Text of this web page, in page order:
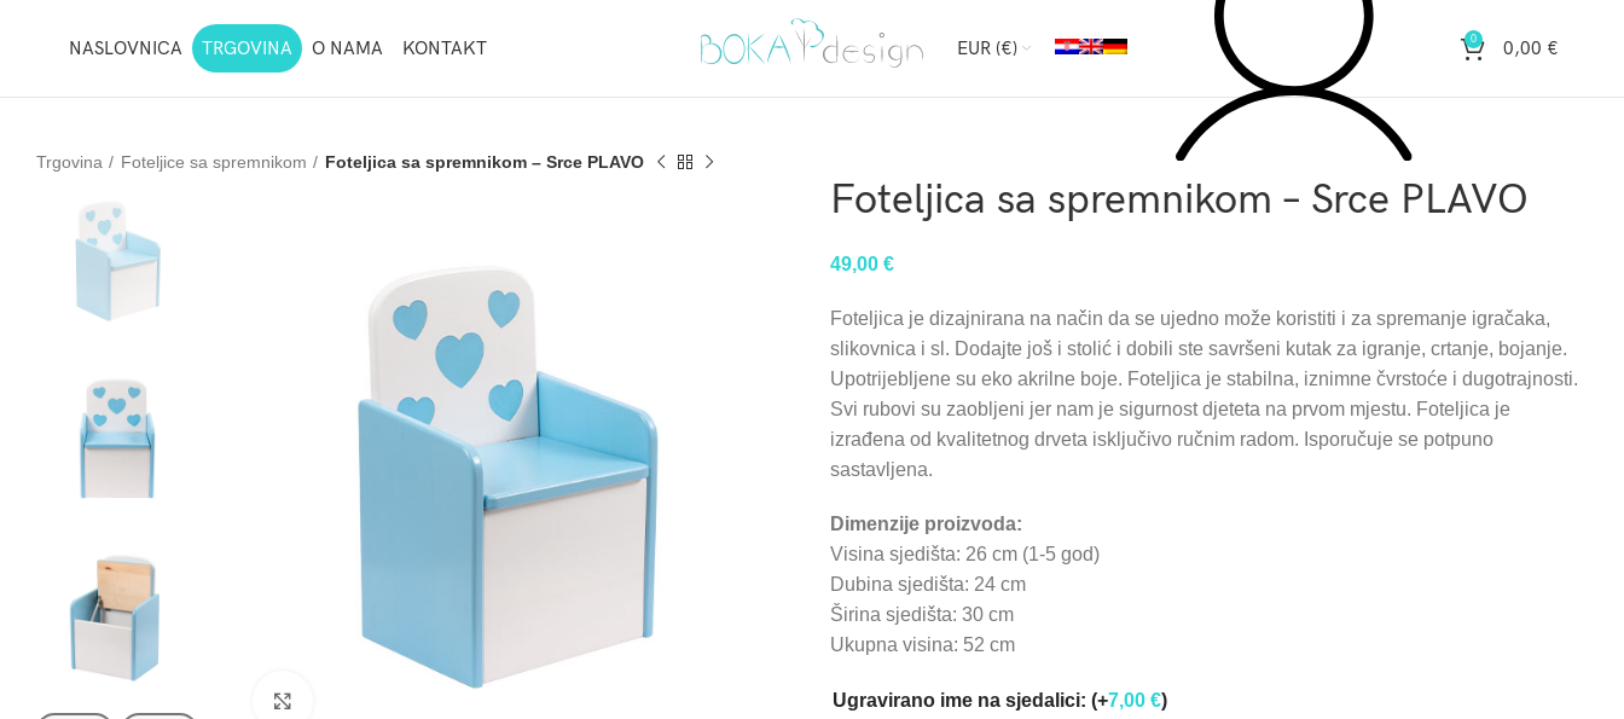
NASLOVNICA TRGOVINA O NAMA KONTAKT EUR (€) 0 0,00 €
Trgovina Foteljice sa spremnikom Foteljica sa spremnikom – Srce PLAVO
Foteljica sa spremnikom – Srce PLAVO
49,00 €
Foteljica je dizajnirana na način da se ujedno može koristiti i za spremanje igračaka,
slikovnica i sl. Dodajte još i stolić i dobili ste savršeni kutak za igranje, crtanje, bojanje.
Upotrijebljene su eko akrilne boje. Foteljica je stabilna, iznimne čvrstoće i dugotrajnosti.
Svi rubovi su zaobljeni jer nam je sigurnost djeteta na prvom mjestu. Foteljica je
izrađena od kvalitetnog drveta isključivo ručnim radom. Isporučuje se potpuno
sastavljena.
Dimenzije proizvoda:
Visina sjedišta: 26 cm (1-5 god)
Dubina sjedišta: 24 cm
Širina sjedišta: 30 cm
Ukupna visina: 52 cm
Ugravirano ime na sjedalici: (+7,00 €)